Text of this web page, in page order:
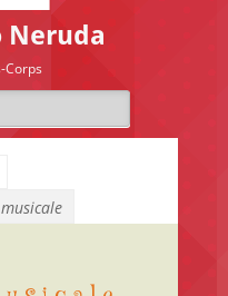
Neruda
Corps